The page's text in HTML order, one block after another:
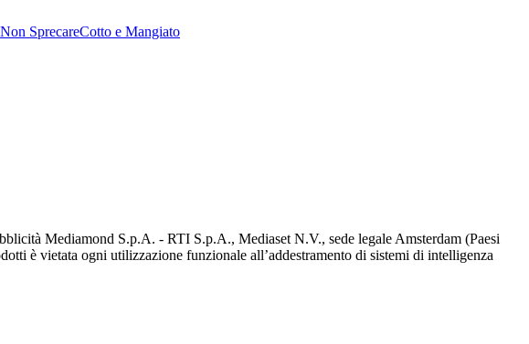
Non SprecareCotto e Mangiato
Mediamond S.p.A. - RTI S.p.A., Mediaset N.V., sede legale Amsterdam (Paesi
è vietata ogni utilizzazione funzionale all’addestramento di sistemi di intelligenza